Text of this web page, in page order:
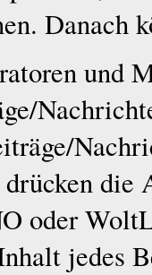
Danach
und
die
oder
jedes